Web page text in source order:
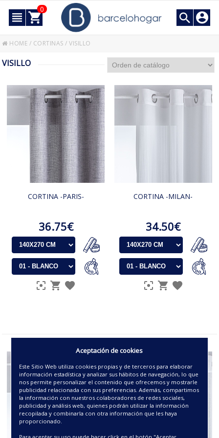
0
HOME / CORTINAS /VISILLO
VISILLO
CORTINA -PARIS-
36.75€
CORTINA -MILAN-
34.50€
Aceptación de cookies
Este Sitio Web utiliza cookies propias y de terceros para elaborar
información estadística y analizar sus hábitos de navegación, lo que
nos permite personalizar el contenido que ofrecemos y mostrarle
publicidad relacionada con sus preferencias. Además, compartimos
la información con nuestros colaboradores de redes sociales,
publicidad y análisis web, quienes podrán utilizar la información
recopilada y combinarla con otra información que les haya
proporcionado.